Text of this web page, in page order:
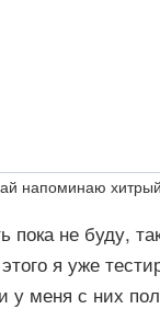
напоминаю
пока не буду,
я уже
у меня с них